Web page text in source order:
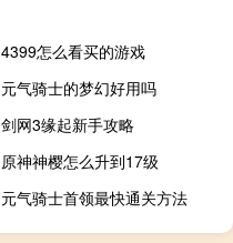
4399怎么看买的游戏
元气骑士的梦幻好用吗
剑网3缘起新手攻略
原神神樱怎么升到17级
元气骑士首领最快通关方法